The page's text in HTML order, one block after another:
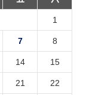
1
7 8
14 15
21 22